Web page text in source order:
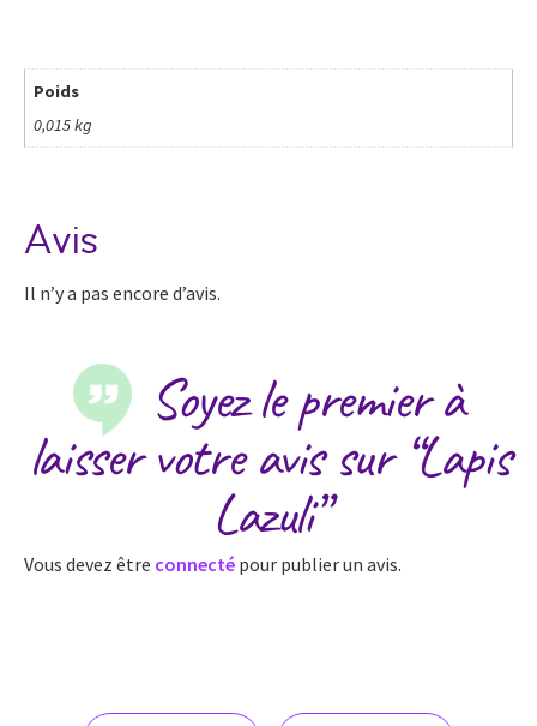
Poids
0,015 kg
Avis
Il n’y a pas encore d’avis.
Soyez le premier à
laisser votre avis sur “Lapis
Lazuli”
Vous devez être connecté pour publier un avis.